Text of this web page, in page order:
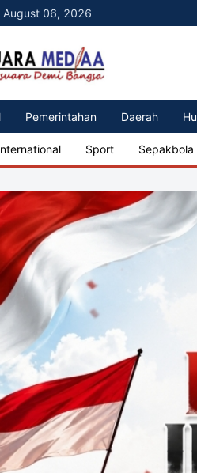
August 06, 2026
Pemerintahan Daerah
Sport Sepakbola